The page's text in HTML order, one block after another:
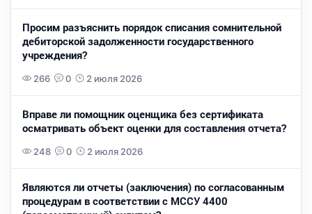
Просим разъяснить порядок списания сомнительной
дебиторской задолженности государственного
учреждения?
266 0 2 июля 2026
Вправе ли помощник оценщика без сертификата
осматривать объект оценки для составления отчета?
248 0 2 июля 2026
Являются ли отчеты (заключения) по согласованным
процедурам в соответствии с МССУ 4400